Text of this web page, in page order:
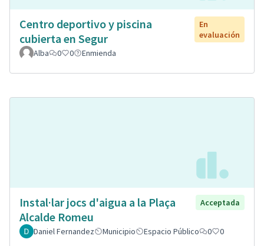
Centro deportivo y piscina
cubierta en Segur
En
evaluación
Alba
0 0 Enmienda
Instal·lar jocs d'aigua a la Plaça
Alcalde Romeu
Acceptada
Daniel Fernandez Municipio Espacio Público 0 0